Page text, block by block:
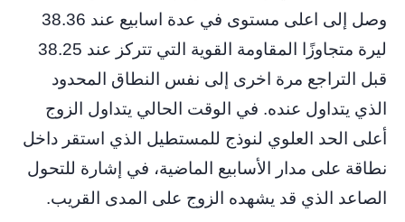
وصل إلى اعلى مستوى في عدة اسابيع عند 38.36
ليرة متجاوزًا المقاومة القوية التي تتركز عند 38.25
قبل التراجع مرة اخرى إلى نفس النطاق المحدود
الذي يتداول عنده. في الوقت الحالي يتداول الزوج
أعلى الحد العلوي لنوذج للمستطيل الذي استقر داخل
نطاقة على مدار الأسابيع الماضية، في إشارة للتحول
الصاعد الذي قد يشهده الزوج على المدى القريب.